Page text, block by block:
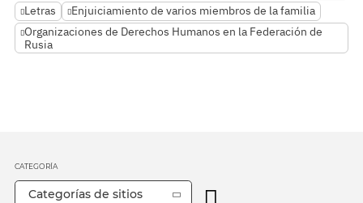
Letras
Enjuiciamiento de varios miembros de la familia
Organizaciones de Derechos Humanos en la Federación de
Rusia
CATEGORÍA
Categorías de sitios